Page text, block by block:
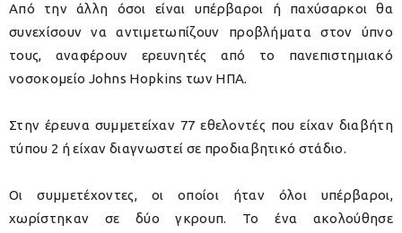
Από την άλλη όσοι είναι υπέρβαροι ή παχύσαρκοι θα
συνεχίσουν να αντιμετωπίζουν προβλήματα στον ύπνο
τους, αναφέρουν ερευνητές από το πανεπιστημιακό
νοσοκομείο Johns Hopkins των ΗΠΑ.
Στην έρευνα συμμετείχαν 77 εθελοντές που είχαν διαβήτη
τύπου 2 ή είχαν διαγνωστεί σε προδιαβητικό στάδιο.
Οι συμμετέχοντες, οι οποίοι ήταν όλοι υπέρβαροι,
χωρίστηκαν σε δύο γκρουπ. Το ένα ακολούθησε